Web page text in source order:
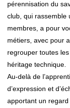
pérennisation du
club, qui rassemble
membres, a pour
métiers, avec pour
regrouper toutes
héritage technique.
Au-delà de
d’expression et
apportant un